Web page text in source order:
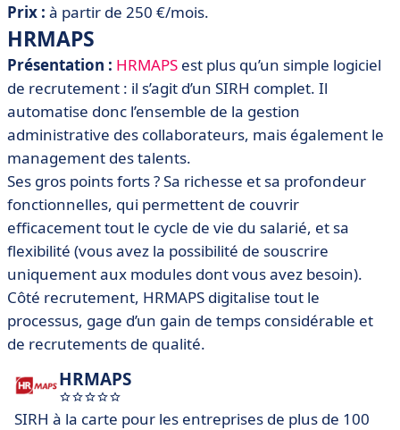
Prix : à partir de 250 €/mois.
HRMAPS
Présentation : HRMAPS est plus qu’un simple logiciel
de recrutement : il s’agit d’un SIRH complet. Il
automatise donc l’ensemble de la gestion
administrative des collaborateurs, mais également le
management des talents.
Ses gros points forts ? Sa richesse et sa profondeur
fonctionnelles, qui permettent de couvrir
efficacement tout le cycle de vie du salarié, et sa
flexibilité (vous avez la possibilité de souscrire
uniquement aux modules dont vous avez besoin).
Côté recrutement, HRMAPS digitalise tout le
processus, gage d’un gain de temps considérable et
de recrutements de qualité.
HRMAPS
SIRH à la carte pour les entreprises de plus de 100